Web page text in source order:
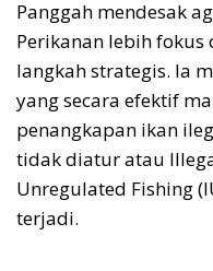
Panggah mendesak
Perikanan lebih
langkah strategis. Ia
yang secara efektif
penangkapan ikan
tidak diatur atau
Unregulated Fishing
terjadi.